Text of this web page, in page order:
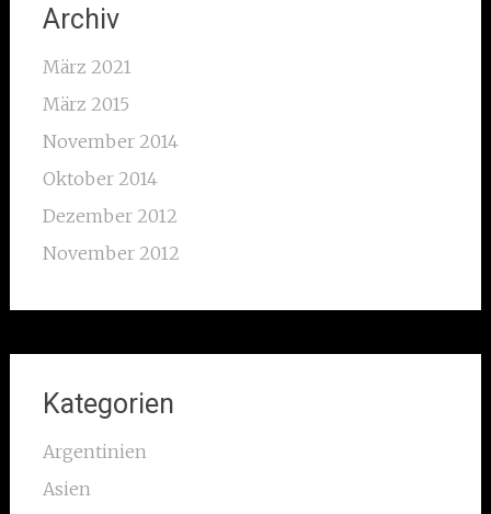
Archiv
März 2021
März 2015
November 2014
Oktober 2014
Dezember 2012
November 2012
Kategorien
Argentinien
Asien